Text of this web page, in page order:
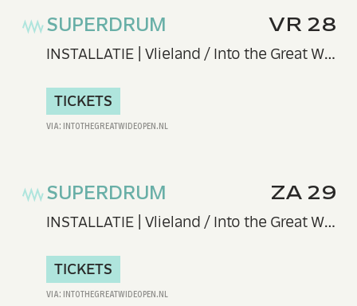
VR 28
SUPERDRUM
INSTALLATIE | Vlieland / Into the Great Wide Open
TICKETS
ZA 29
SUPERDRUM
INSTALLATIE | Vlieland / Into the Great Wide Open
TICKETS